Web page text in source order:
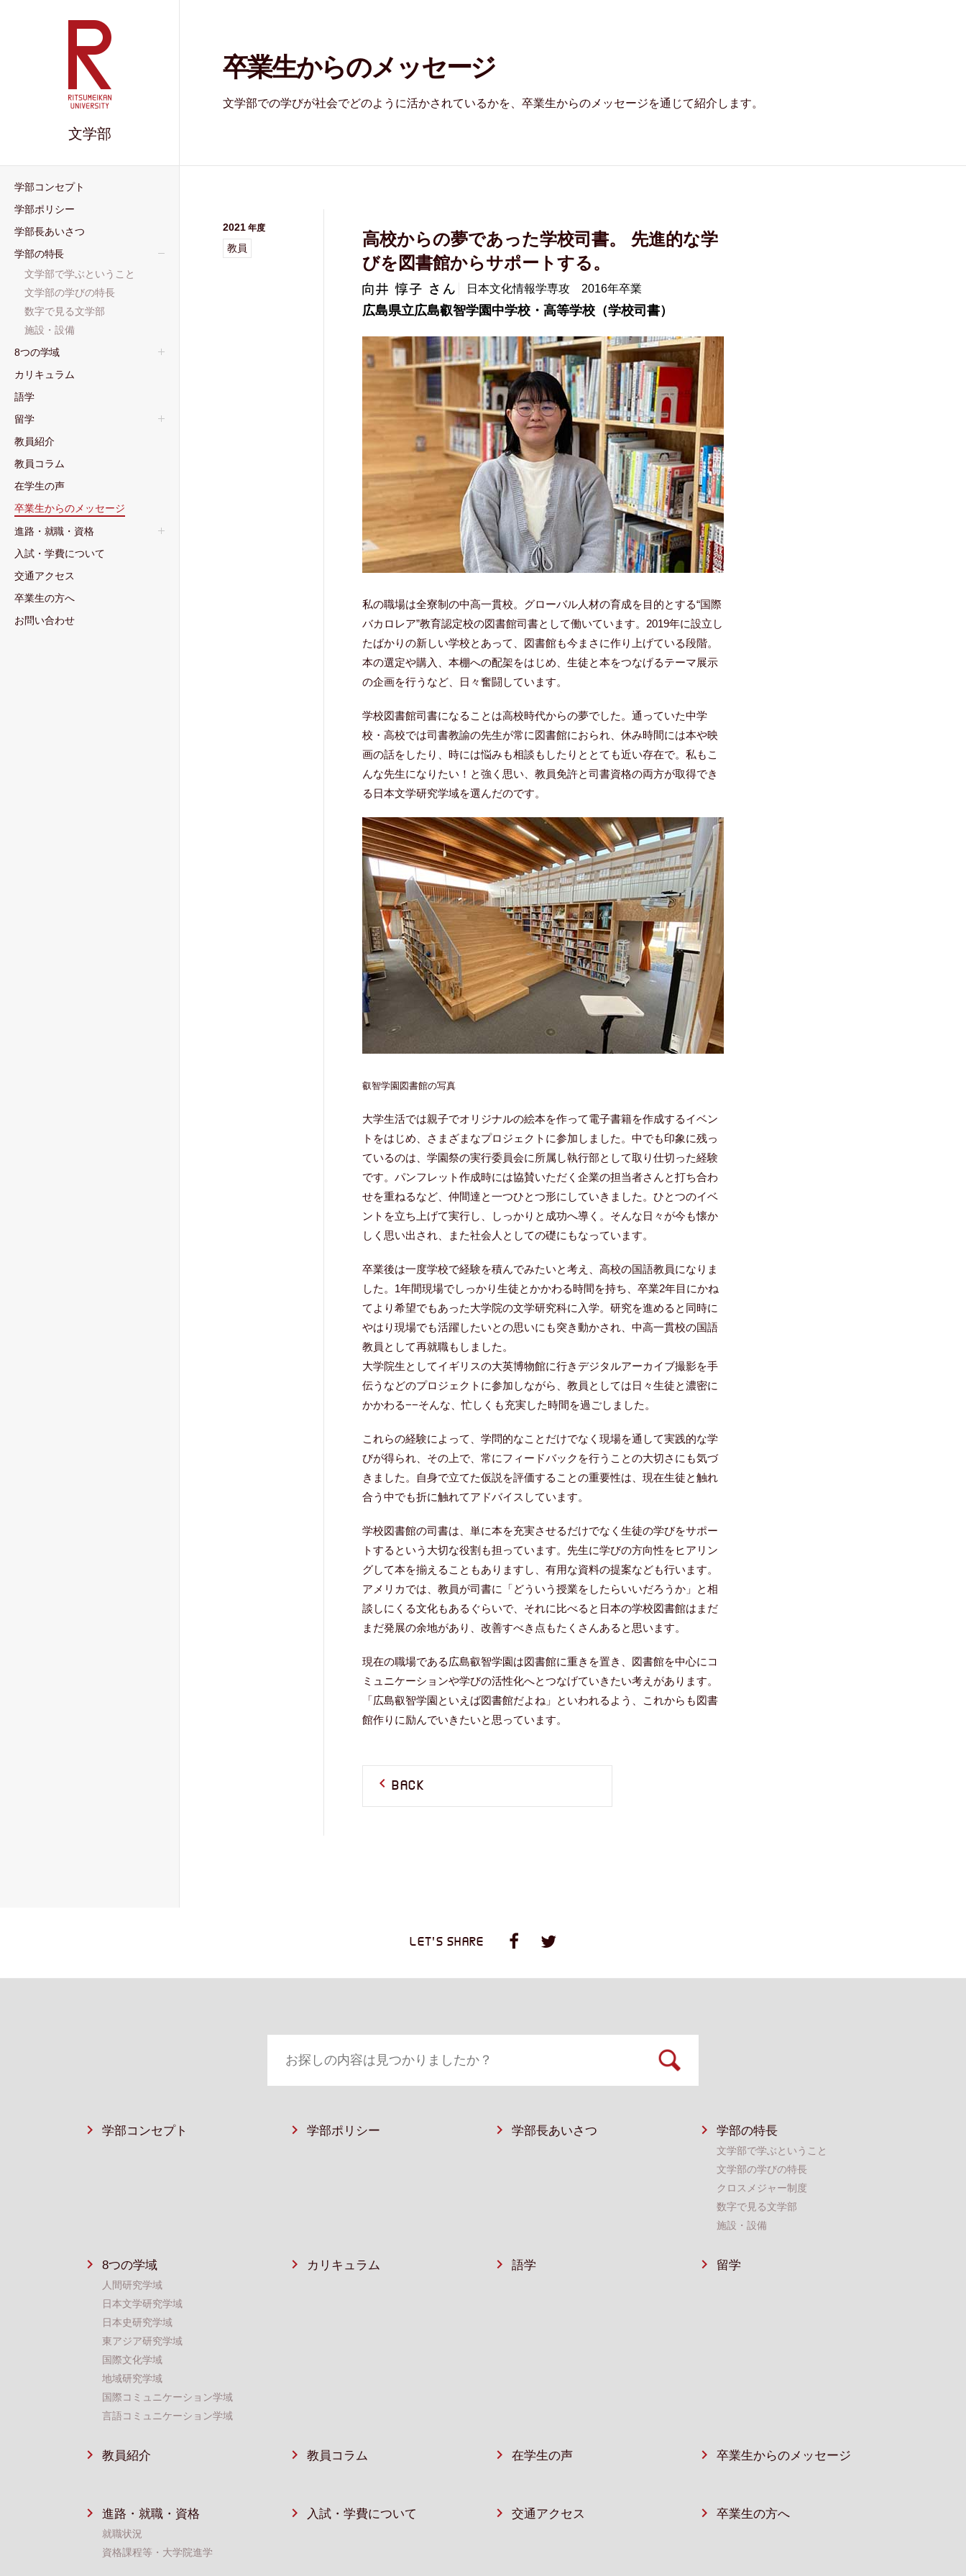
文学部
学部コンセプト
学部ポリシー
学部⻑あいさつ
学部の特⻑
⽂学部で学ぶということ
⽂学部の学びの特長
数字で⾒る⽂学部
施設・設備
8つの学域
カリキュラム
語学
留学
教員紹介
教員コラム
在学生の声
卒業生からのメッセージ
進路・就職・資格
⼊試・学費について
交通アクセス
卒業⽣の⽅へ
お問い合わせ
卒業生からのメッセージ
文学部での学びが社会でどのように活かされているかを、卒業生からのメッセージを通じて紹介します。
2021
教員
高校からの夢であった学校司書。 先進的な学
びを図書館からサポートする。
日本文化情報学専攻 2016年卒業
広島県立広島叡智学園中学校・高等学校（学校司書）
私の職場は全寮制の中高一貫校。グローバル人材の育成を目的とする“国際
バカロレア”教育認定校の図書館司書として働いています。2019年に設立し
たばかりの新しい学校とあって、図書館も今まさに作り上げている段階。
本の選定や購入、本棚への配架をはじめ、生徒と本をつなげるテーマ展示
の企画を行うなど、日々奮闘しています。
学校図書館司書になることは高校時代からの夢でした。通っていた中学
校・高校では司書教諭の先生が常に図書館におられ、休み時間には本や映
画の話をしたり、時には悩みも相談もしたりととても近い存在で。私もこ
んな先生になりたい！と強く思い、教員免許と司書資格の両方が取得でき
る日本文学研究学域を選んだのです。
叡智学園図書館の写真
大学生活では親子でオリジナルの絵本を作って電子書籍を作成するイベン
トをはじめ、さまざまなプロジェクトに参加しました。中でも印象に残っ
ているのは、学園祭の実行委員会に所属し執行部として取り仕切った経験
です。パンフレット作成時には協賛いただく企業の担当者さんと打ち合わ
せを重ねるなど、仲間達と一つひとつ形にしていきました。ひとつのイベ
ントを立ち上げて実行し、しっかりと成功へ導く。そんな日々が今も懐か
しく思い出され、また社会人としての礎にもなっています。
卒業後は一度学校で経験を積んでみたいと考え、高校の国語教員になりま
した。1年間現場でしっかり生徒とかかわる時間を持ち、卒業2年目にかね
てより希望でもあった大学院の文学研究科に入学。研究を進めると同時に
やはり現場でも活躍したいとの思いにも突き動かされ、中高一貫校の国語
教員として再就職もしました。
大学院生としてイギリスの大英博物館に行きデジタルアーカイブ撮影を手
伝うなどのプロジェクトに参加しながら、教員としては日々生徒と濃密に
かかわる−−そんな、忙しくも充実した時間を過ごしました。
これらの経験によって、学問的なことだけでなく現場を通して実践的な学
びが得られ、その上で、常にフィードバックを行うことの大切さにも気づ
きました。自身で立てた仮説を評価することの重要性は、現在生徒と触れ
合う中でも折に触れてアドバイスしています。
学校図書館の司書は、単に本を充実させるだけでなく生徒の学びをサポー
トするという大切な役割も担っています。先生に学びの方向性をヒアリン
グして本を揃えることもありますし、有用な資料の提案なども行います。
アメリカでは、教員が司書に「どういう授業をしたらいいだろうか」と相
談しにくる文化もあるぐらいで、それに比べると日本の学校図書館はまだ
まだ発展の余地があり、改善すべき点もたくさんあると思います。
現在の職場である広島叡智学園は図書館に重きを置き、図書館を中心にコ
ミュニケーションや学びの活性化へとつなげていきたい考えがあります。
「広島叡智学園といえば図書館だよね」といわれるよう、これからも図書
館作りに励んでいきたいと思っています。
BACK
LET'S SHARE
学部コンセプト 学部ポリシー 学部⻑あいさつ 学部の特⻑
⽂学部で学ぶということ
⽂学部の学びの特長
クロスメジャー制度
数字で⾒る⽂学部
施設・設備
8つの学域
人間研究学域
日本文学研究学域
日本史研究学域
東アジア研究学域
国際文化学域
地域研究学域
国際コミュニケーション学域
言語コミュニケーション学域
カリキュラム 語学 留学
教員紹介 教員コラム 在学生の声 卒業生からのメッセージ
進路・就職・資格
就職状況
資格課程等・⼤学院進学
⼊試・学費について 交通アクセス 卒業⽣の⽅へ